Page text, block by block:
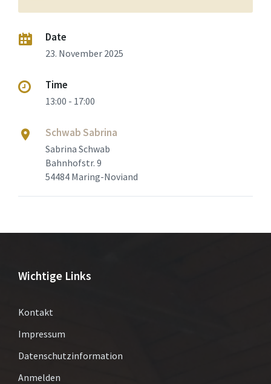
Date
23. November 2025
Time
13:00 - 17:00
Schwab Sabrina
Sabrina Schwab
Bahnhofstr. 9
54484 Maring-Noviand
Wichtige Links
Kontakt
Impressum
Datenschutzinformation
Anmelden